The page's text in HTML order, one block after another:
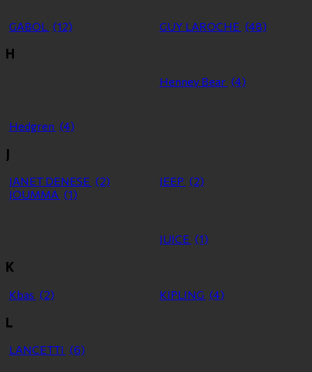
GABOL (12) GUY LAROCHE (48)
H
Hedgren (4)
Henney Bear (4)
J
JANET DENESE (2) JEEP (2)
JOUMMA (1)
JUICE (1)
K
Kbas (2) KIPLING (4)
L
LANCETTI (6)